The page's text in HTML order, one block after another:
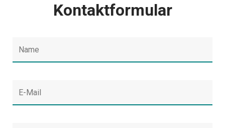
Kontaktformular